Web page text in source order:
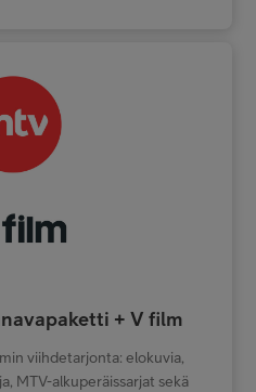
+ V film
viihdetarjonta: elokuvia,
MTV-alkuperäissarjat sekä